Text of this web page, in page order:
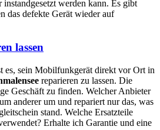
instandgesetzt werden kann. Es gibt
das defekte Gerät wieder auf
lassen
es, sein Mobilfunkgerät direkt vor Ort in
reparieren zu lassen. Die
Geschäft zu finden. Welcher Anbieter
anderer um und repariert nur das, was
stand. Welche Ersatzteile
Erhalte ich Garantie und eine